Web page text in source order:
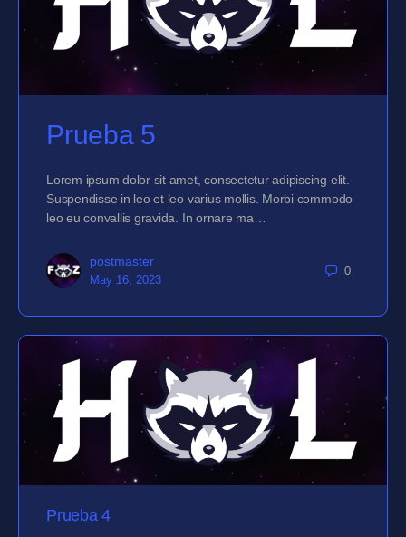
Prueba 5
Lorem ipsum dolor sit amet, consectetur adipiscing elit.
Suspendisse in leo et leo varius mollis. Morbi commodo
leo eu convallis gravida. In ornare ma…
postmaster
May 16, 2023
0
Prueba 4